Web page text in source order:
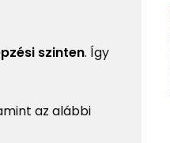
szinten. Így
az alábbi
–